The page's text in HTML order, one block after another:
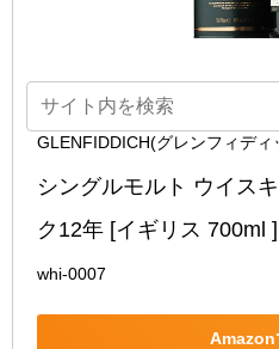
GLENFIDDICH(グレンフィディ
シングルモルト ウイス
ク12年 [イギリス 700ml ]
whi-0007
Amazon